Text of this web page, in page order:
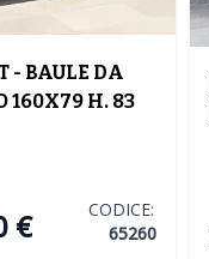
- BAULE DA
160X79 H. 83
€
CODICE:
65260